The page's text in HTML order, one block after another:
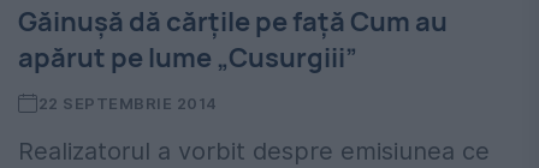
Găinușă dă cărțile pe față Cum au
apărut pe lume „Cusurgiii”
22 SEPTEMBRIE 2014
Realizatorul a vorbit despre emisiunea ce